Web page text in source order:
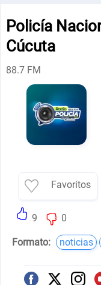
Policía
Cúcuta
88.7 FM
Favoritos
9 0
Formato: noticias